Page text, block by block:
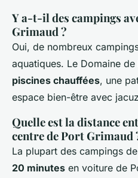
Y a-t-il des campings
Grimaud ?
Oui, de nombreux
aquatiques. Le Domaine
piscines chauffées, une
espace bien-être avec
Quelle est la distance
centre de Port Grimaud
La plupart des campings
20 minutes en voiture de